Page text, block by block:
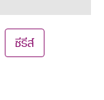
ซีรีส์